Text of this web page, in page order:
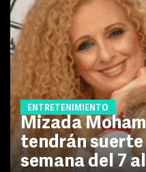
ENTRETENIMIENTO
Mizada
tendrán
semana del 7